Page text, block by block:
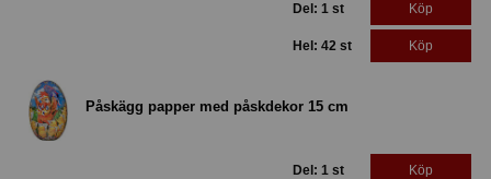
Del: 1 st Köp
Hel: 42 st Köp
Påskägg papper med påskdekor 15 cm
Del: 1 st Köp